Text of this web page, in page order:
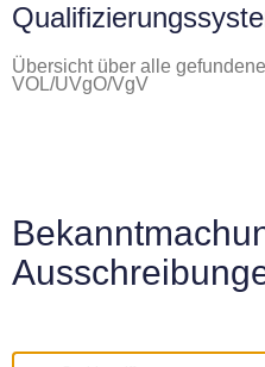
Übersicht über alle
VOL/UVgO/VgV